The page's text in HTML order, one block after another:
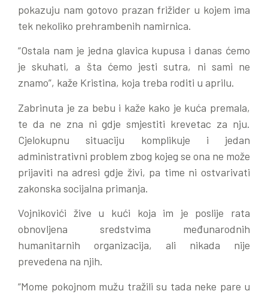
pokazuju nam gotovo prazan frižider u kojem ima
tek nekoliko prehrambenih namirnica.
“Ostala nam je jedna glavica kupusa i danas ćemo
je skuhati, a šta ćemo jesti sutra, ni sami ne
znamo”, kaže Kristina, koja treba roditi u aprilu.
Zabrinuta je za bebu i kaže kako je kuća premala,
te da ne zna ni gdje smjestiti krevetac za nju.
Cjelokupnu situaciju komplikuje i jedan
administrativni problem zbog kojeg se ona ne može
prijaviti na adresi gdje živi, pa time ni ostvarivati
zakonska socijalna primanja.
Vojnikovići žive u kući koja im je poslije rata
obnovljena sredstvima međunarodnih
humanitarnih organizacija, ali nikada nije
prevedena na njih.
“Mome pokojnom mužu tražili su tada neke pare u